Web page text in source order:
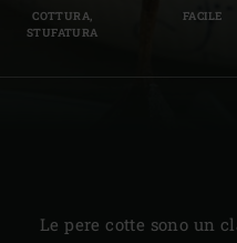
Slovenia | Slovenija
Spain | España
Switzerland | Schweiz
COTTURA,
STUFATURA
FACILE
Le pere cotte sono un